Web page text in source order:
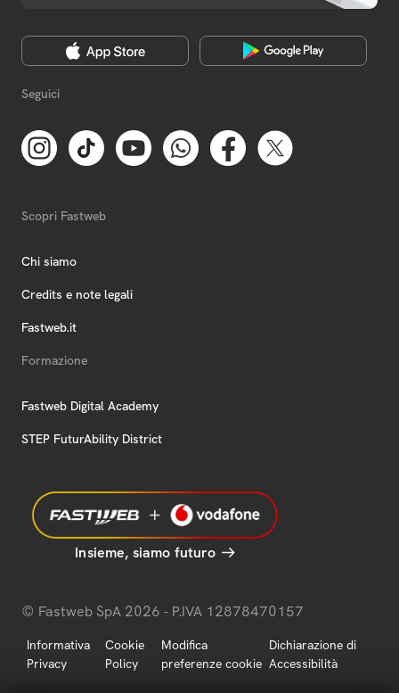
Seguici
Scopri Fastweb
Chi siamo
Credits e note legali
Fastweb.it
Formazione
Fastweb Digital Academy
STEP FuturAbility District
Insieme, siamo futuro
© Fastweb SpA 2026 - P.IVA 12878470157
Informativa
Privacy
Cookie
Policy
Modifica
preferenze cookie
Dichiarazione di
Accessibilità